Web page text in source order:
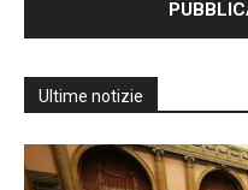
Ultime notizie